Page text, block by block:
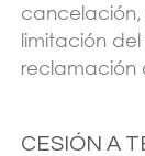
cancelación,
limitación
reclamación
CESIÓN A